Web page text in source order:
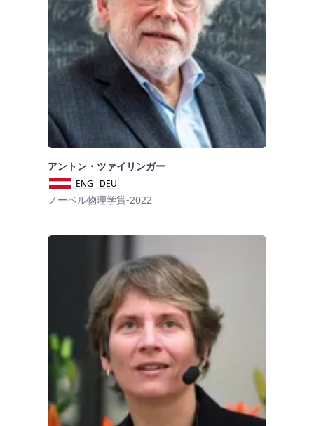
アントン・ツァイリンガー
ENG DEU
ノーベル物理学賞-2022